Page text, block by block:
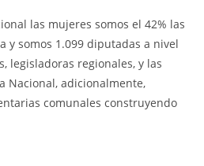
las mujeres somos el 42% las
y somos 1.099 diputadas a nivel
legisladoras regionales, y las
Nacional, adicionalmente,
comunales construyendo